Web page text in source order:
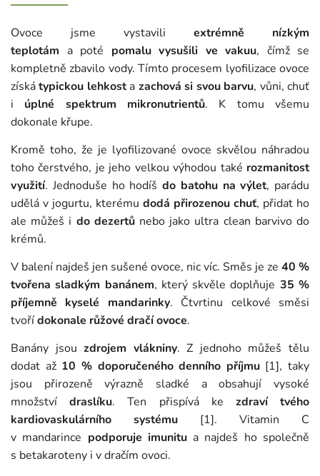
Ovoce jsme vystavili extrémně nízkým
teplotám a poté pomalu vysušili ve vakuu, čímž se
kompletně zbavilo vody. Tímto procesem lyofilizace ovoce
získátypickou lehkosta zachová si svou barvu, vůni, chuť
i úplné spektrum mikronutrientů. K tomu všemu
dokonale křupe.
Kromě toho, že je lyofilizované ovoce skvělou náhradou
toho čerstvého, je jeho velkou výhodou také rozmanitost
využití. Jednoduše ho hodíš do batohu na výlet, parádu
udělá v jogurtu, kterému dodá přirozenou chuť, přidat ho
ale můžeš i do dezertůnebo jako ultra clean barvivo do
krémů.
V balení najdeš jen sušené ovoce, nic víc. Směs je ze 40 %
tvořena sladkým banánem, který skvěle doplňuje 35 %
příjemně kyselé mandarinky. Čtvrtinu celkové směsi
tvořídokonale růžové dračí ovoce.
Banány jsouzdrojem vlákniny. Z jednoho můžeš tělu
dodat až 10 % doporučeného denního příjmu[1], taky
jsou přirozeně výrazně sladké a obsahují vysoké
množstvídraslíku. Ten přispívá ke zdraví tvého
kardiovaskulárního systému [1]. Vitamin C
v mandarince podporuje imunitua najdeš ho společně
s betakaroteny i v dračím ovoci.